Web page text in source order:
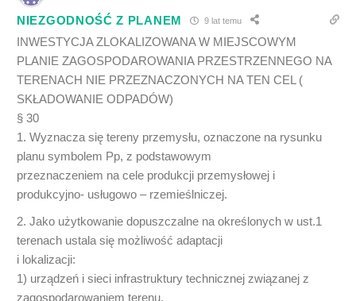
NIEZGODNOŚĆ Z PLANEM 9 lat temu
INWESTYCJA ZLOKALIZOWANA W MIEJSCOWYM
PLANIE ZAGOSPODAROWANIA PRZESTRZENNEGO NA
TERENACH NIE PRZEZNACZONYCH NA TEN CEL (
SKŁADOWANIE ODPADÓW)
§ 30
1. Wyznacza się tereny przemysłu, oznaczone na rysunku
planu symbolem Pp, z podstawowym
przeznaczeniem na cele produkcji przemysłowej i
produkcyjno- usługowo – rzemieślniczej.
2. Jako użytkowanie dopuszczalne na określonych w ust.1
terenach ustala się możliwość adaptacji
i lokalizacji:
1) urządzeń i sieci infrastruktury technicznej związanej z
zagospodarowaniem terenu,